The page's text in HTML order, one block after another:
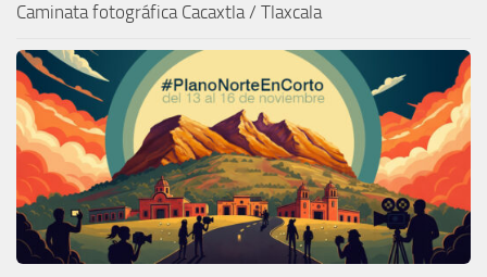
Caminata fotográfica Cacaxtla / Tlaxcala